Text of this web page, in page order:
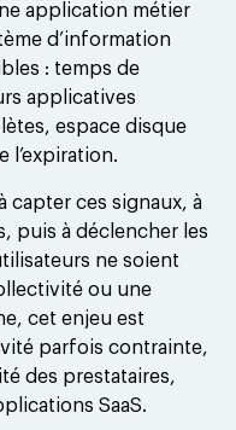
application métier
d’information
: temps de
applicatives
espace disque
l’expiration.
capter ces signaux, à
puis à déclencher les
ne soient
ou une
cet enjeu est
parfois contrainte,
des prestataires,
SaaS.